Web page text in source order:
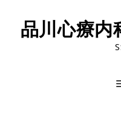
品川心療内